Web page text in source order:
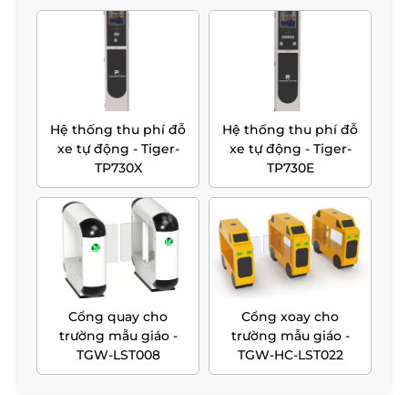
Hệ thống thu phí đỗ
xe tự động - Tiger-
TP730X
Hệ thống thu phí đỗ
xe tự động - Tiger-
TP730E
Cổng quay cho
trường mẫu giáo -
TGW-LST008
Cổng xoay cho
trường mẫu giáo -
TGW-HC-LST022